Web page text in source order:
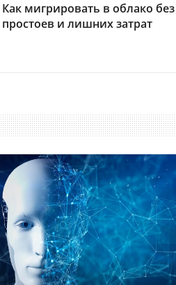
Как мигрировать в облако без
простоев и лишних затрат